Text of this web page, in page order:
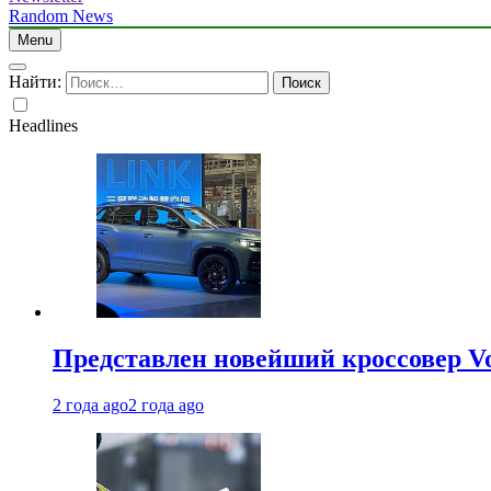
Random News
Menu
Найти:
Headlines
Представлен новейший кроссовер
2 года ago2 года ago